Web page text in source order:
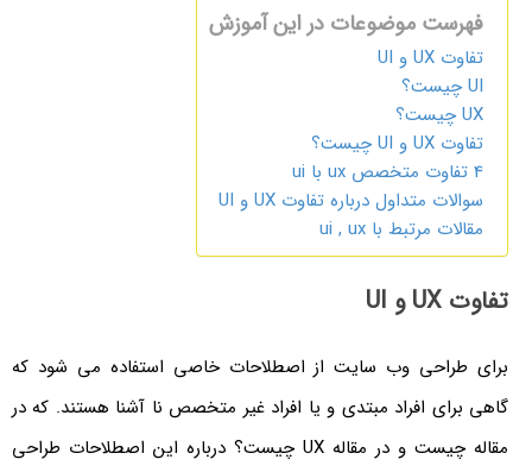
فهرست موضوعات در این آموزش
تفاوت UX و UI
UI چیست؟
UX چیست؟
تفاوت UX و UI چیست؟
4 ­تفاوت متخصص ux با ui­
سوالات متداول درباره تفاوت UX و UI
مقالات مرتبط با ui , ux
تفاوت UX و UI
برای طراحی وب سایت از اصطلاحات خاصی استفاده می شود که
گاهی برای افراد مبتدی و یا افراد غیر متخصص نا آشنا هستند. که در
مقاله چیست و در مقاله UX چیست؟ درباره این اصطلاحات طراحی